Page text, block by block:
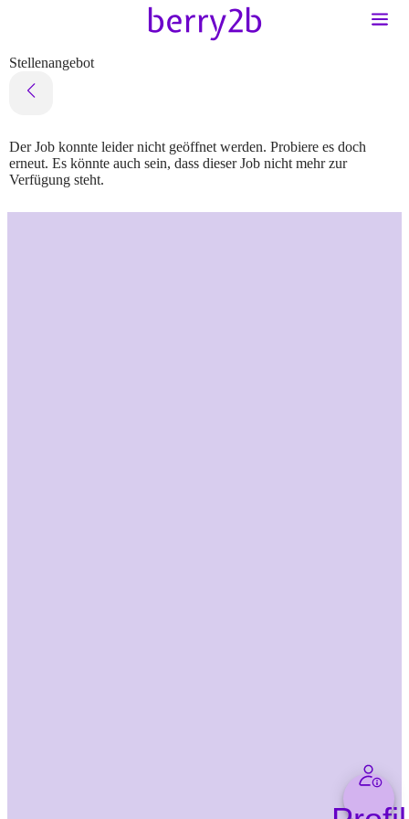
Stellenangebot
Der Job konnte leider nicht geöffnet werden. Probiere es doch
erneut. Es könnte auch sein, dass dieser Job nicht mehr zur
Verfügung steht.